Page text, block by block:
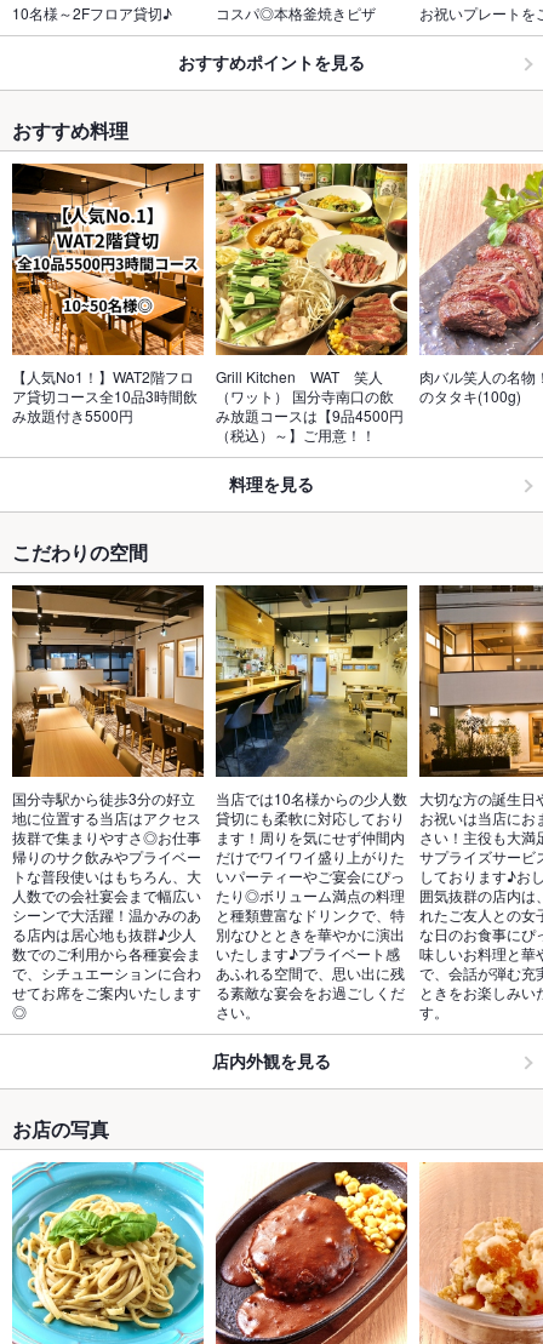
10名様～2Fフロア貸切♪ コスパ◎本格釜焼きピザ お祝いプレート
おすすめポイントを見る
おすすめ料理
【人気No1！】WAT2階フロ
ア貸切コース全10品3時間飲
み放題付き5500円
Grill Kitchen　WAT　笑人
（ワット） 国分寺南口の飲
み放題コースは【9品4500円
（税込）～】ご用意！！
肉バル笑人の名物
のタタキ(100g)
料理を見る
こだわりの空間
国分寺駅から徒歩3分の好立
地に位置する当店はアクセス
抜群で集まりやすさ◎お仕事
帰りのサク飲みやプライベー
トな普段使いはもちろん、大
人数での会社宴会まで幅広い
シーンで大活躍！温かみのあ
る店内は居心地も抜群♪少人
数でのご利用から各種宴会ま
で、シチュエーションに合わ
せてお席をご案内いたします
◎
当店では10名様からの少人数
貸切にも柔軟に対応しており
ます！周りを気にせず仲間内
だけでワイワイ盛り上がりた
いパーティーやご宴会にぴっ
たり◎ボリューム満点の料理
と種類豊富なドリンクで、特
別なひとときを華やかに演出
いたします♪プライベート感
あふれる空間で、思い出に残
る素敵な宴会をお過ごしくだ
さい。
大切な方の誕生日
お祝いは当店にお
さい！主役も大満
サプライズサービ
しております♪お
囲気抜群の店内は
れたご友人との女
な日のお食事に
味しいお料理と華
で、会話が弾む充
ときをお楽しみい
す。
店内外観を見る
お店の写真